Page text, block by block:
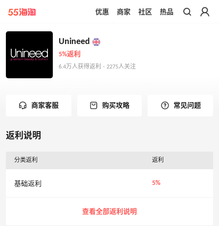
带你去官网买正品
优惠 商家 社区 热品
Unineed
5%返利
6.4万人获得返利 · 2275人关注
商家客服 购买攻略 常见问题
返利说明
分类返利 返利
基础返利 5%
查看全部返利说明